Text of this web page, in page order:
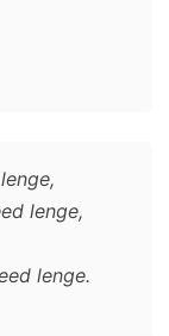
lenge,
lenge.